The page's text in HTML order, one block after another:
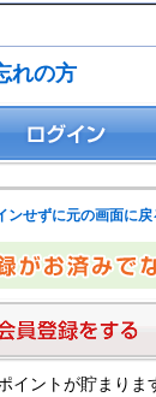
れの方
ンせずに元の画面に戻
イントが貯まりま